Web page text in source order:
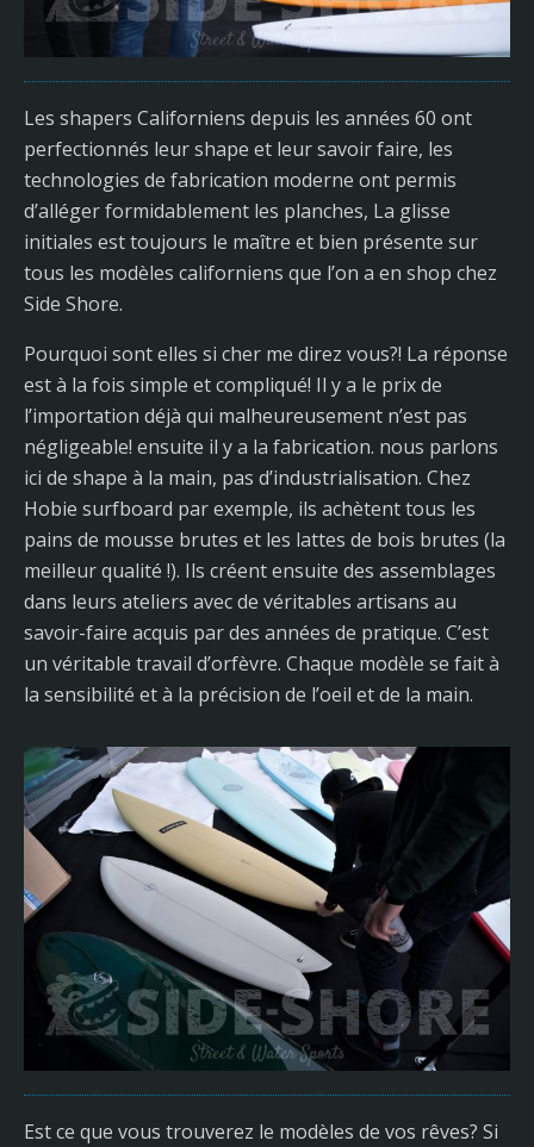
Les shapers Californiens depuis les années 60 ont
perfectionnés leur shape et leur savoir faire, les
technologies de fabrication moderne ont permis
d’alléger formidablement les planches, La glisse
initiales est toujours le maître et bien présente sur
tous les modèles californiens que l’on a en shop chez
Side Shore.
Pourquoi sont elles si cher me direz vous?! La réponse
est à la fois simple et compliqué! Il y a le prix de
l’importation déjà qui malheureusement n’est pas
négligeable! ensuite il y a la fabrication. nous parlons
ici de shape à la main, pas d’industrialisation. Chez
Hobie surfboard par exemple, ils achètent tous les
pains de mousse brutes et les lattes de bois brutes (la
meilleur qualité !). Ils créent ensuite des assemblages
dans leurs ateliers avec de véritables artisans au
savoir-faire acquis par des années de pratique. C’est
un véritable travail d’orfèvre. Chaque modèle se fait à
la sensibilité et à la précision de l’oeil et de la main.
Est ce que vous trouverez le modèles de vos rêves? Si